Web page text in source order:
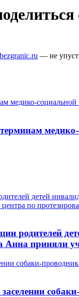
— не
медико-
родителей
приняли